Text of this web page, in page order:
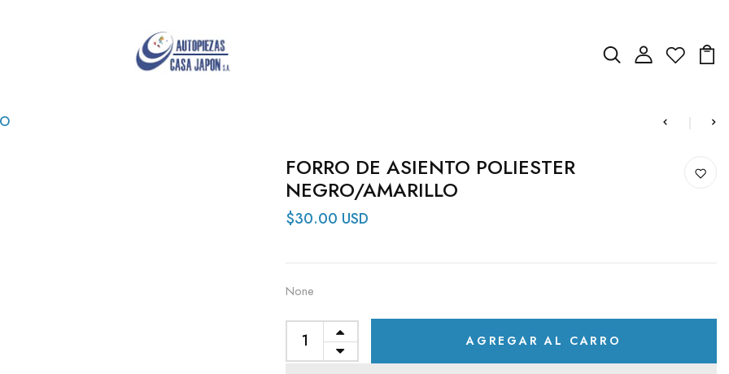
FORRO DE ASIENTO POLIESTER
NEGRO/AMARILLO
$30.00 USD
None
AGREGAR AL CARRO